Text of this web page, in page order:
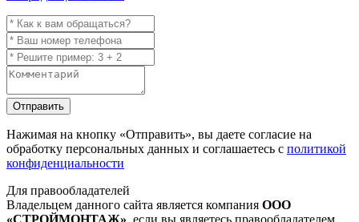
Отправить
Нажимая на кнопку «Отправить», вы даете согласие на
обработку персональных данных и соглашаетесь с политикой
конфиденциальности
Для правообладателей
Владельцем данного сайта является компания ООО